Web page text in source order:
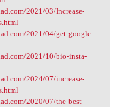
2021/03/Increase-
2021/04/get-google-
2021/10/bio-insta-
2024/07/increase-
2020/07/the-best-